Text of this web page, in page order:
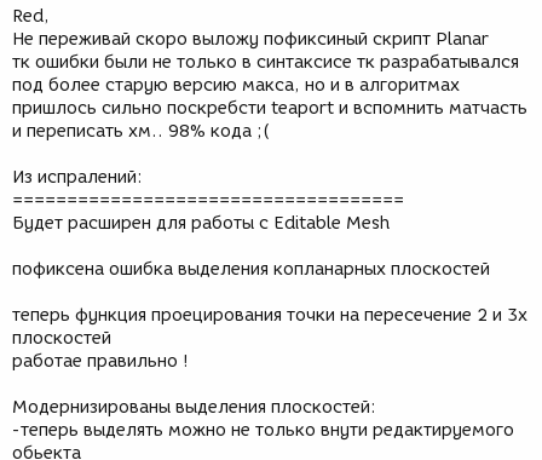
Red,
Не переживай скоро выложу пофиксиный скрипт Planar
тк ошибки были не только в синтаксисе тк разрабатывался
под более старую версию макса, но и в алгоритмах
пришлось сильно поскребсти teaport и вспомнить матчасть
и переписать хм.. 98% кода ;(
Из испралений:
====================================
Будет расширен для работы с Editable Mesh
пофиксена ошибка выделения копланарных плоскостей
теперь функция проецирования точки на пересечение 2 и 3х
плоскостей
работае правильно !
Модернизированы выделения плоскостей:
-теперь выделять можно не только внути редактируемого
обьекта